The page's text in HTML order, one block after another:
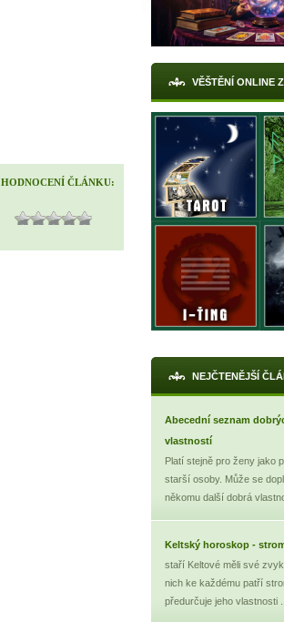
HODNOCENÍ ČLÁNKU:
VĚŠTĚNÍ ONLINE
NEJČTENĚJŠÍ
Abecední seznam
vlastností
Platí stejně pro ženy jako
starší osoby. Může se
někomu další dobrá
Keltský horoskop -
staří Keltové měli své
nich ke každému patří
předurčuje jeho vlastnosti